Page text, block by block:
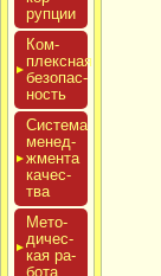
рупции
Ком­
плексная
бе­зопас­
ность
Сис­те­ма
ме­нед­
жмен­та
ка­чес­
тва
Мето­
дичес­
кая ра­
бота